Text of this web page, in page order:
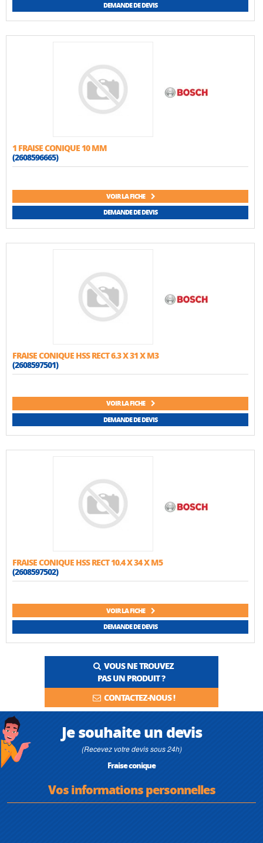
DEMANDE DE DEVIS
1 FRAISE CONIQUE 10 MM
(2608596665)
VOIR LA FICHE
DEMANDE DE DEVIS
FRAISE CONIQUE HSS RECT 6.3 X 31 X M3
(2608597501)
VOIR LA FICHE
DEMANDE DE DEVIS
FRAISE CONIQUE HSS RECT 10.4 X 34 X M5
(2608597502)
VOIR LA FICHE
DEMANDE DE DEVIS
VOUS NE TROUVEZ
PAS UN PRODUIT ?
CONTACTEZ-NOUS !
Je souhaite un devis
(Recevez votre devis sous 24h)
Fraise conique
Vos informations personnelles